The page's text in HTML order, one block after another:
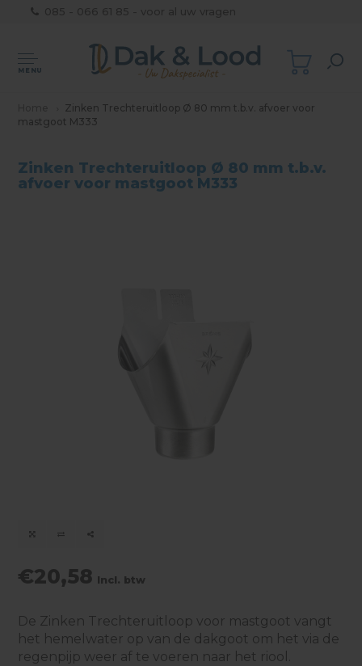
MENU
Zinken Trechteruitloop Ø 80 mm t.b.v. afvoer voor
mastgoot M333
Zinken Trechteruitloop Ø 80 mm t.b.v.
afvoer voor mastgoot M333
€20,58 Incl. btw
De Zinken Trechteruitloop voor mastgoot vangt
het hemelwater op van de dakgoot om het via de
regenpijp weer af te voeren naar het riool.